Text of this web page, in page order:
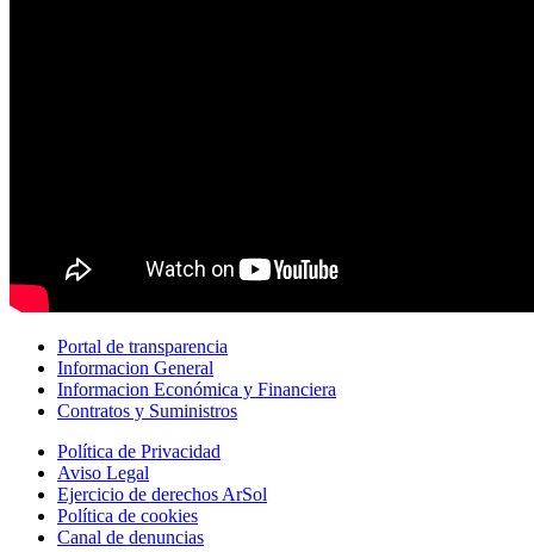
Portal de transparencia
Informacion General
Informacion Económica y Financiera
Contratos y Suministros
Política de Privacidad
Aviso Legal
Ejercicio de derechos ArSol
Política de cookies
Canal de denuncias